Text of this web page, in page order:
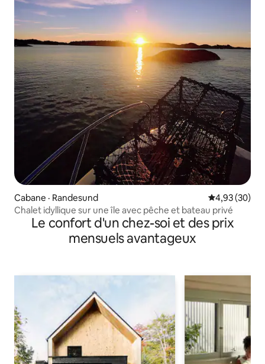
Cabane · Randesund Note
4,93 (30)
Chalet idyllique sur une île avec pêche et bateau privé
Le confort d'un chez-soi et des prix
mensuels avantageux